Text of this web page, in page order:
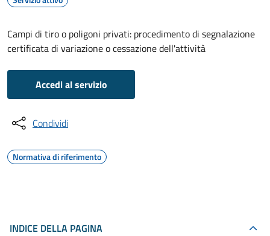
Campi di tiro o poligoni privati: procedimento di segnalazione
certificata di variazione o cessazione dell'attività
Accedi al servizio
Condividi
Normativa di riferimento
INDICE DELLA PAGINA